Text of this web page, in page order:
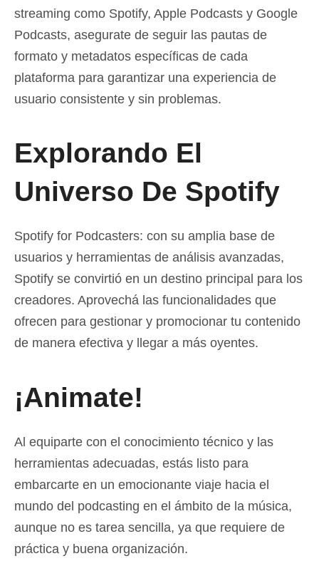
streaming como Spotify, Apple Podcasts y Google
Podcasts, asegurate de seguir las pautas de
formato y metadatos específicas de cada
plataforma para garantizar una experiencia de
usuario consistente y sin problemas.
Explorando El
Universo De Spotify
Spotify for Podcasters: con su amplia base de
usuarios y herramientas de análisis avanzadas,
Spotify se convirtió en un destino principal para los
creadores. Aprovechá las funcionalidades que
ofrecen para gestionar y promocionar tu contenido
de manera efectiva y llegar a más oyentes.
¡Animate!
Al equiparte con el conocimiento técnico y las
herramientas adecuadas, estás listo para
embarcarte en un emocionante viaje hacia el
mundo del podcasting en el ámbito de la música,
aunque no es tarea sencilla, ya que requiere de
práctica y buena organización.